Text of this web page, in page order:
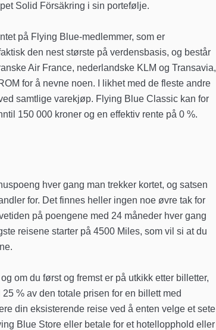
Solid Försäkring i sin portefølje.
på Flying Blue-medlemmer, som er
den nest største på verdensbasis, og består
Air France, nederlandske KLM og Transavia,
for å nevne noen. I likhet med de fleste andre
samtlige varekjøp. Flying Blue Classic kan for
150 000 kroner og en effektiv rente på 0 %.
hver gang man trekker kortet, og satsen
for. Det finnes heller ingen noe øvre tak for
på poengene med 24 måneder hver gang
reisene starter på 4500 Miles, som vil si at du
om du først og fremst er på utkikk etter billetter,
% av den totale prisen for en billett med
din eksisterende reise ved å enten velge et sete
Blue Store eller betale for et hotellopphold eller